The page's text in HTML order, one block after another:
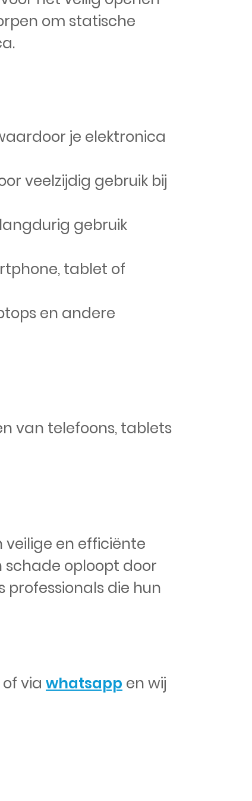
om statische
je elektronica
veelzijdig gebruik bij
gebruik
tablet of
en andere
van telefoons, tablets
veilige en efficiënte
schade oploopt door
die hun
via whatsapp en wij